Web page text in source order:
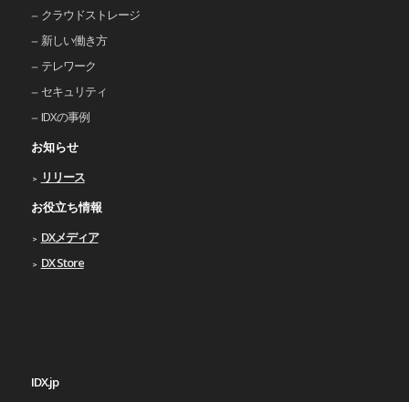
クラウドストレージ
新しい働き⽅
テレワーク
セキュリティ
IDXの事例
お知らせ
リリース
お役立ち情報
DXメディア
DX Store
IDX.jp